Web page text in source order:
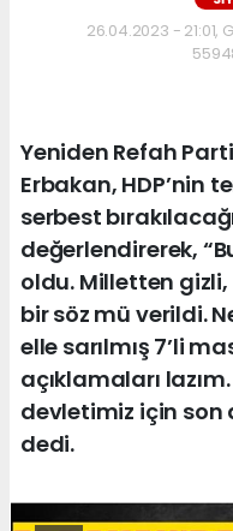
26.04.2023 - 21:01,
Yeniden Refah
Erbakan, HDP’nin
serbest
değerlendirerek,
oldu. Milletten gizli,
bir söz mü verildi.
elle sarılmış 7’li
açıklamaları
devletimiz için son
dedi.